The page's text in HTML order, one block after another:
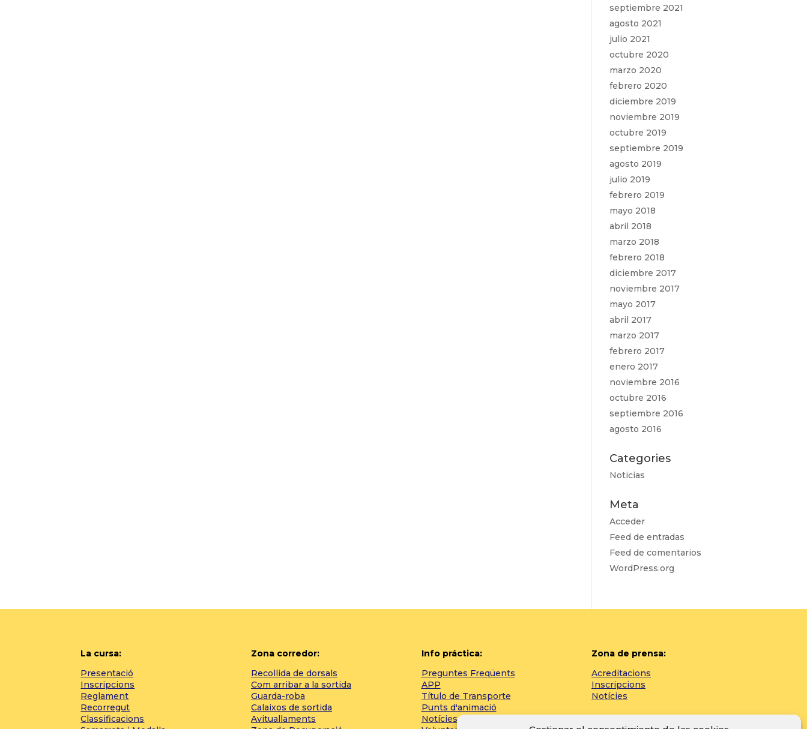
septiembre 2021
agosto 2021
julio 2021
octubre 2020
marzo 2020
febrero 2020
diciembre 2019
noviembre 2019
octubre 2019
septiembre 2019
agosto 2019
julio 2019
febrero 2019
mayo 2018
abril 2018
marzo 2018
febrero 2018
diciembre 2017
noviembre 2017
mayo 2017
abril 2017
marzo 2017
febrero 2017
enero 2017
noviembre 2016
octubre 2016
septiembre 2016
agosto 2016
Categories
Noticias
Meta
Acceder
Feed de entradas
Feed de comentarios
WordPress.org
La cursa:
Presentació
Inscripcions
Reglament
Recorregut
Classificacions
Zona corredor:
Recollida de dorsals
Com arribar a la sortida
Guarda-roba
Calaixos de sortida
Avituallaments
Info práctica:
Preguntes Freqüents
APP
Título de Transporte
Punts d'animació
Notícies
Zona de prensa:
Acreditacions
Inscripcions
Notícies
InstagramFacebook YouTube